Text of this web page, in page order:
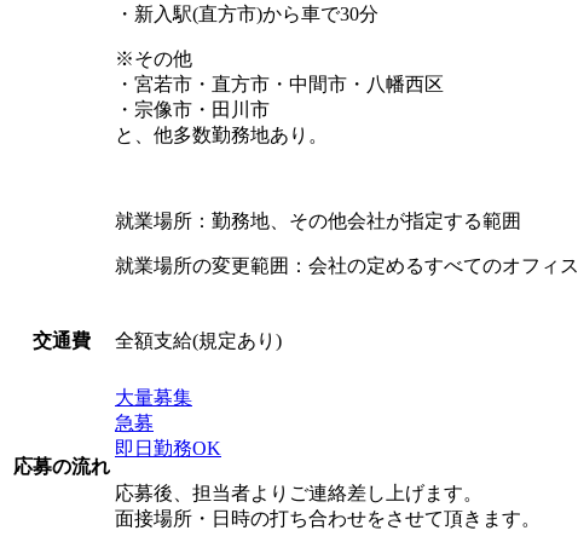
・新入駅(直方市)から車で30分
※その他
・宮若市・直方市・中間市・八幡西区
・宗像市・田川市
と、他多数勤務地あり。
就業場所：勤務地、その他会社が指定する範囲
就業場所の変更範囲：会社の定めるすべてのオフィス
交通費 全額支給(規定あり)
応募の流れ
大量募集
急募
即日勤務OK
応募後、担当者よりご連絡差し上げます。
面接場所・日時の打ち合わせをさせて頂きます。